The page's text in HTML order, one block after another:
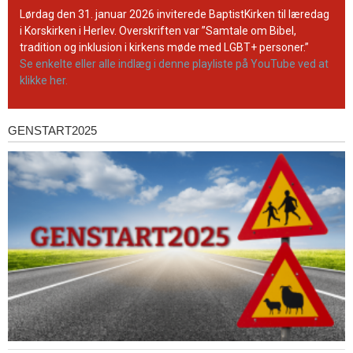
YouTube-
kanal
Lørdag den 31. januar 2026 inviterede BaptistKirken til læredag
i Korskirken i Herlev. Overskriften var ”Samtale om Bibel,
tradition og inklusion i kirkens møde med LGBT+ personer.”
Se enkelte eller alle indlæg i denne playliste på YouTube ved at
klikke her.
Genstart2025
GENSTART2025